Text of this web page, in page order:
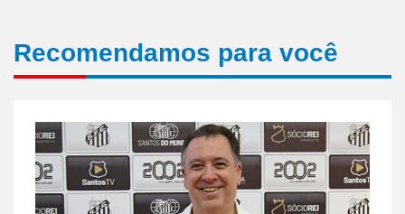
Recomendamos para você